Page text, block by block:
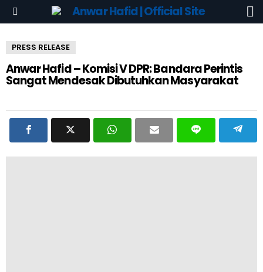
PRESS RELEASE
Anwar Hafid – Komisi V DPR: Bandara Perintis
Sangat Mendesak Dibutuhkan Masyarakat